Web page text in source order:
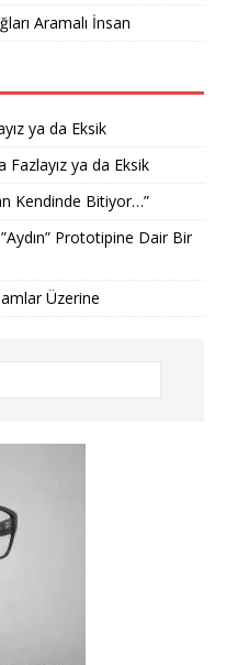
Aramalı İnsan
ya da Eksik
Fazlayız ya da Eksik
Kendinde Bitiyor…”
Prototipine Dair Bir
Üzerine